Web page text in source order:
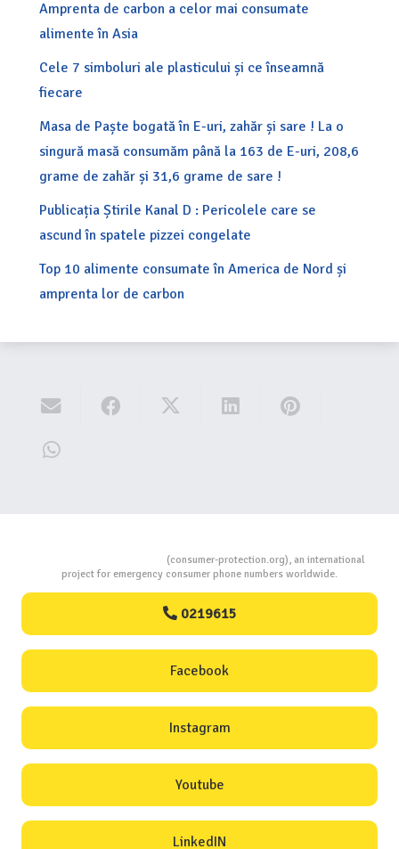
Amprenta de carbon a celor mai consumate
alimente în Asia
Cele 7 simboluri ale plasticului și ce înseamnă
fiecare
Masa de Paște bogată în E-uri, zahăr și sare ! La o
singură masă consumăm până la 163 de E-uri, 208,6
grame de zahăr și 31,6 grame de sare !
Publicația Știrile Kanal D : Pericolele care se
ascund în spatele pizzei congelate
Top 10 alimente consumate în America de Nord și
amprenta lor de carbon
(consumer-protection.org), an international
project for emergency consumer phone numbers worldwide.
0219615
Facebook
Instagram
Youtube
LinkedIN